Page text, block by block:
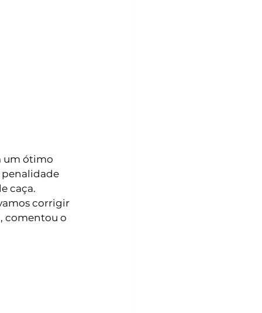
um ótimo
penalidade
caça.
corrigir
comentou o